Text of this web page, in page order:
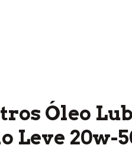
Óleo
Leve 20w-